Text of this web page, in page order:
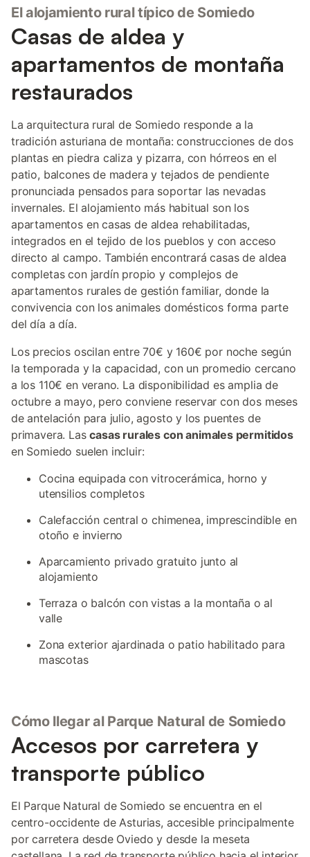
El alojamiento rural típico de Somiedo
Casas de aldea y
apartamentos de montaña
restaurados
La arquitectura rural de Somiedo responde a la
tradición asturiana de montaña: construcciones de dos
plantas en piedra caliza y pizarra, con hórreos en el
patio, balcones de madera y tejados de pendiente
pronunciada pensados para soportar las nevadas
invernales. El alojamiento más habitual son los
apartamentos en casas de aldea rehabilitadas,
integrados en el tejido de los pueblos y con acceso
directo al campo. También encontrará casas de aldea
completas con jardín propio y complejos de
apartamentos rurales de gestión familiar, donde la
convivencia con los animales domésticos forma parte
del día a día.
Los precios oscilan entre 70€ y 160€ por noche según
la temporada y la capacidad, con un promedio cercano
a los 110€ en verano. La disponibilidad es amplia de
octubre a mayo, pero conviene reservar con dos meses
de antelación para julio, agosto y los puentes de
primavera. Lascasas rurales con animales permitidos
en Somiedo suelen incluir:
Cocina equipada con vitrocerámica, horno y
utensilios completos
Calefacción central o chimenea, imprescindible en
otoño e invierno
Aparcamiento privado gratuito junto al
alojamiento
Terraza o balcón con vistas a la montaña o al
valle
Zona exterior ajardinada o patio habilitado para
mascotas
Cómo llegar al Parque Natural de Somiedo
Accesos por carretera y
transporte público
El Parque Natural de Somiedo se encuentra en el
centro-occidente de Asturias, accesible principalmente
por carretera desde Oviedo y desde la meseta